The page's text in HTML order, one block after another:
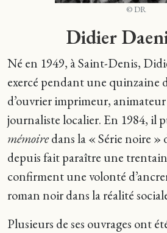
© DR
Didier
Né en 1949, à Saint-Denis,
exercé pendant une quinzaine
d’ouvrier imprimeur,
journaliste localier. En 1984, il
mémoiredans la « Série noire »
depuis fait paraître une
confirment une volonté
roman noir dans la réalité
Plusieurs de ses ouvrages ont